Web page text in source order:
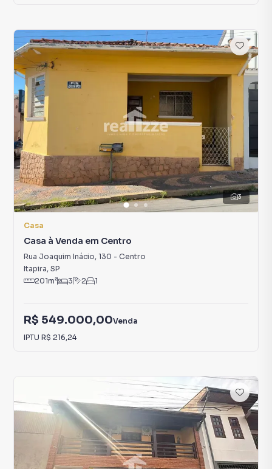
3
Casa
Casa à Venda em Centro
Rua Joaquim Inácio, 130 - Centro
Itapira, SP
201m² 3 2 1
R$ 549.000,00Venda
IPTU R$ 216,24